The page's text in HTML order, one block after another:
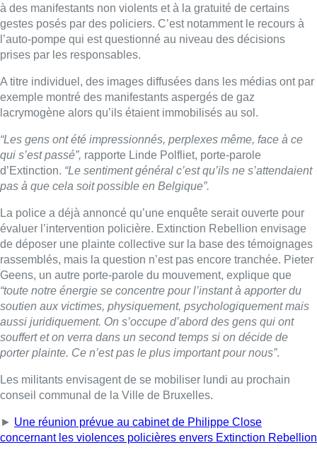
à des manifestants non violents et à la gratuité de certains
gestes posés par des policiers. C’est notamment le recours à
l’auto-pompe qui est questionné au niveau des décisions
prises par les responsables.
A titre individuel, des images diffusées dans les médias ont par
exemple montré des manifestants aspergés de gaz
lacrymogène alors qu’ils étaient immobilisés au sol.
“Les gens ont été impressionnés, perplexes même, face à ce
qui s’est passé”, rapporte Linde Polfliet, porte-parole
d’Extinction. “Le sentiment général c’est qu’ils ne s’attendaient
pas à que cela soit possible en Belgique”.
La police a déjà annoncé qu’une enquête serait ouverte pour
évaluer l’intervention policière. Extinction Rebellion envisage
de déposer une plainte collective sur la base des témoignages
rassemblés, mais la question n’est pas encore tranchée. Pieter
Geens, un autre porte-parole du mouvement, explique que
“toute notre énergie se concentre pour l’instant à apporter du
soutien aux victimes, physiquement, psychologiquement mais
aussi juridiquement. On s’occupe d’abord des gens qui ont
souffert et on verra dans un second temps si on décide de
porter plainte. Ce n’est pas le plus important pour nous”.
Les militants envisagent de se mobiliser lundi au prochain
conseil communal de la Ville de Bruxelles.
► Une réunion prévue au cabinet de Philippe Close
concernant les violences policières envers Extinction Rebellion